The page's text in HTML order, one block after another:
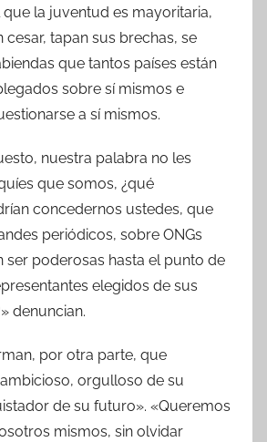
que la juventud es mayoritaria,
cesar, tapan sus brechas, se
que tantos países están
sobre sí mismos e
a sí mismos.
nuestra palabra no les
que somos, ¿qué
concedernos ustedes, que
periódicos, sobre ONGs
ser poderosas hasta el punto de
elegidos de sus
denuncian.
por otra parte, que
orgulloso de su
de su futuro». «Queremos
mismos, sin olvidar